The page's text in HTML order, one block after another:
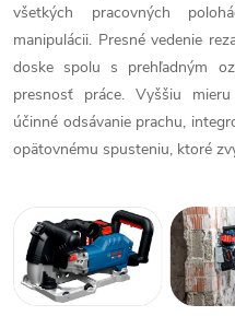
všetkých pracovných
manipulácii. Presné vedenie
doske spolu s prehľadným
presnosť práce. Vyššiu
účinné odsávanie prachu,
opätovnému spusteniu, ktoré